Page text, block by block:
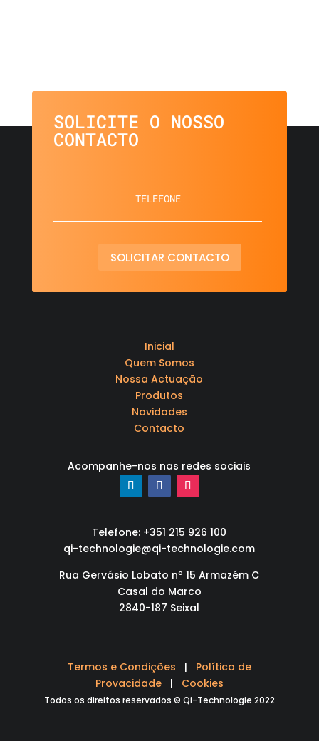
SOLICITE O NOSSO
CONTACTO
SOLICITAR CONTACTO
Inicial
Quem Somos
Nossa Actuação
Produtos
Novidades
Contacto
Acompanhe-nos nas redes sociais
Telefone: +351 215 926 100
qi-technologie@qi-technologie.com
Rua Gervásio Lobato nº 15 Armazém C
Casal do Marco
2840-187 Seixal
Termos e Condições | Política de
Provacidade| Cookies
Todos os direitos reservados © Qi-Technologie 2022